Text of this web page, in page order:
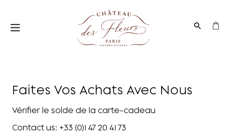
Faites Vos Achats Avec Nous
Vérifier le solde de la carte-cadeau
Contact us: +33 (0)1 47 20 41 73